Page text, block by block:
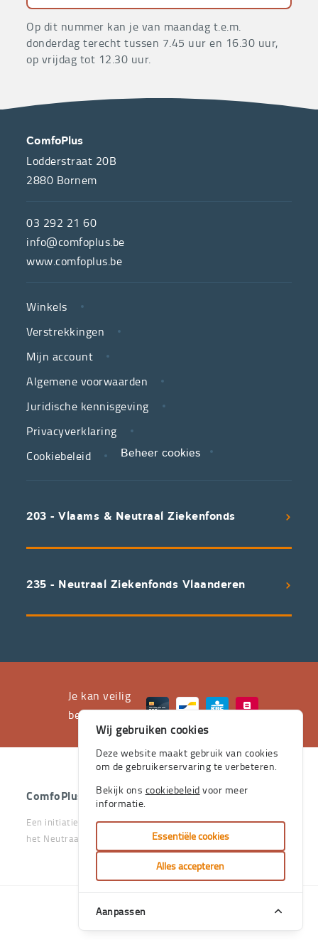
Op dit nummer kan je van maandag t.e.m.
donderdag terecht tussen 7.45 uur en 16.30 uur,
op vrijdag tot 12.30 uur.
OVER
ONS
de
hulpmiddelenwinkel
van
neutrale
ziekenfondsen,
is
partner
in
zorg.
We
voorwaarden
uitstekend
waarvan
huis
stevige
zijn.
CONTACT
ComfoPlus
Lodderstraat 20B
2880 Bornem
03 292 21 60
info@comfoplus.be
www.comfoplus.be
LINKS
Winkels
Verstrekkingen
Mijn account
Algemene voorwaarden
Juridische kennisgeving
Privacyverklaring
Cookiebeleid
Beheer cookies
203 - Vlaams & Neutraal Ziekenfonds
235 - Neutraal Ziekenfonds Vlaanderen
Je kan veilig
betalen met
ComfoPlus - 2026 - Alle rechten voorbehouden.
Een initiatief van het Vlaams & Neutraal Ziekenfonds en van
het Neutraal Ziekenfonds Vlaanderen
Handcrafted
by
Wij gebruiken cookies
Deze website maakt gebruik van cookies
om de gebruikerservaring te verbeteren.
Bekijk ons cookiebeleid voor meer
informatie.
Essentiële cookies
Alles accepteren
Aanpassen